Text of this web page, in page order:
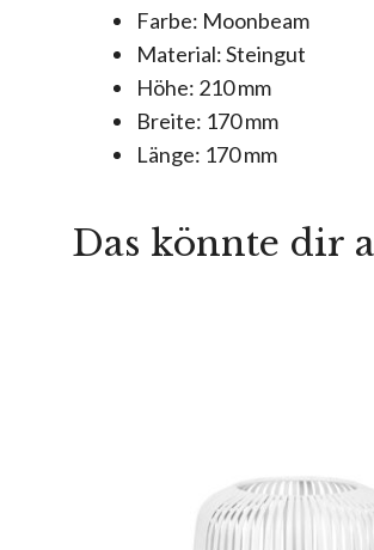
Farbe: Moonbeam
Material:Steingut
Höhe: 210 mm
Breite: 170 mm
Länge: 170 mm
Das könnte dir